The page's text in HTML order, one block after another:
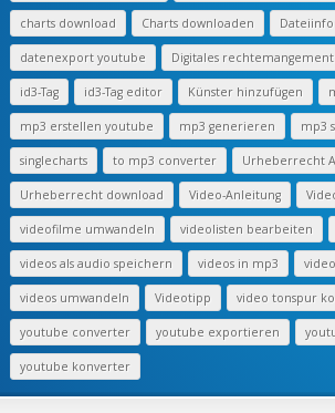
charts download Charts downloaden
datenexport youtube Digitales rechtemangement
id3-Tag id3-Tag editor Künster hinzufügen
mp3 erstellen youtube mp3 generieren mp3
singlecharts to mp3 converter Urheberrecht
Urheberrecht download Video-Anleitung
videofilme umwandeln videolisten bearbeiten
videos als audio speichern videos in mp3
videos umwandeln Videotipp video tonspur
youtube converter youtube exportieren
youtube konverter